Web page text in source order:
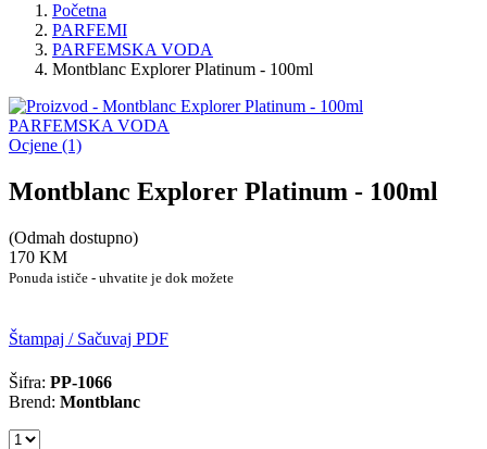
Početna
PARFEMI
PARFEMSKA VODA
Montblanc Explorer Platinum - 100ml
PARFEMSKA VODA
Ocjene (1)
Montblanc Explorer Platinum - 100ml
(Odmah dostupno)
170 KM
Ponuda ističe - uhvatite je dok možete
Štampaj / Sačuvaj PDF
Šifra: PP-1066
Brend: Montblanc